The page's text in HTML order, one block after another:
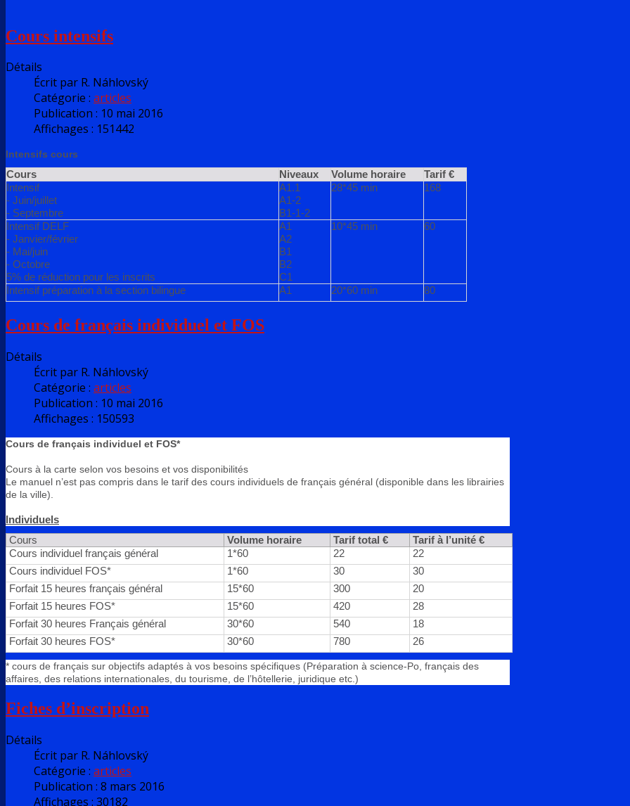
Cours intensifs
Détails
Écrit par R. Náhlovský
Catégorie : articles
Publication : 10 mai 2016
Affichages : 151442
Intensifs cours
Cours Niveaux Volume horaire
Tarif €
Intensif
- Juin/juillet
- Septembre
A1.1
A1-2
B1-1-2
28*45 min 168
Intensif DELF
- Janvier/février
- Mai/juin
- Octobre
5% de réduction pour les inscrits
A1
A2
B1
B2
C1
10*45 min 60
Intensif préparation à la section bilingue A1 20*60 min 80
Cours de français individuel et FOS
Détails
Écrit par R. Náhlovský
Catégorie : articles
Publication : 10 mai 2016
Affichages : 150593
Cours de français individuel et FOS*
Cours à la carte selon vos besoins et vos disponibilités
Le manuel n’est pas compris dans le tarif des cours individuels de français général (disponible dans les librairies
de la ville).
Individuels
Cours Volume horaire Tarif total €
Tarif à l’unité €
Cours individuel français général
1*60 22
22
Cours individuel FOS*
1*60 30
30
Forfait 15 heures français général
15*60 300
20
Forfait 15 heures FOS*
15*60 420
28
Forfait 30 heures Français général
30*60 540
18
Forfait 30 heures FOS*
30*60 780 26
* cours de français sur objectifs adaptés à vos besoins spécifiques (Préparation à science-Po, français des
affaires, des relations internationales, du tourisme, de l’hôtellerie, juridique etc.)
Fiches d’inscription
Détails
Écrit par R. Náhlovský
Catégorie : articles
Publication : 8 mars 2016
Affichages : 30182